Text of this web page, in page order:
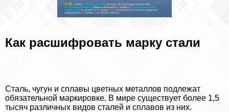
Как расшифровать марку стали
Сталь, чугун и сплавы цветных металлов подлежат
обязательной маркировке. В мире существует более 1,5
тысяч различных видов сталей и сплавов из них.